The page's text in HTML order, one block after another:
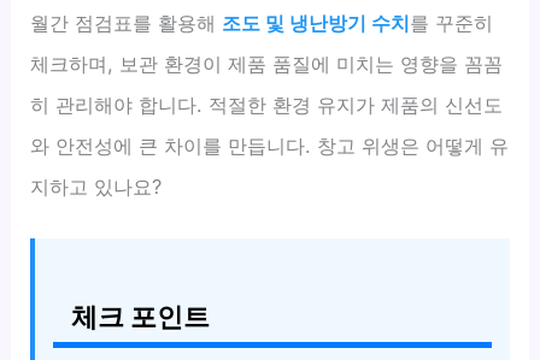
월간 점검표를 활용해 조도 및 냉난방기 수치를 꾸준히
체크하며, 보관 환경이 제품 품질에 미치는 영향을 꼼꼼
히 관리해야 합니다. 적절한 환경 유지가 제품의 신선도
와 안전성에 큰 차이를 만듭니다. 창고 위생은 어떻게 유
지하고 있나요?
체크 포인트